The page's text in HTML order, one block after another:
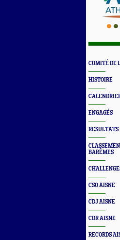
COMITÉ DE
HISTOIRE
ENGAGÉS
RESULTATS
BARÊMES
CSO AISNE
CDJ AISNE
CDR AISNE
RECORDS